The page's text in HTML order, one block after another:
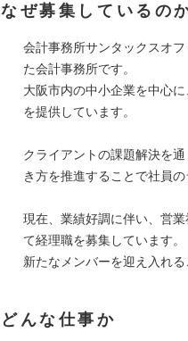
なぜ募集しているの
会計事務所サンタックスオ
た会計事務所です。
大阪市内の中小企業を中心
を提供しています。
クライアントの課題解決を
き方を推進することで社員
現在、業績好調に伴い、営
て経理職を募集しています。
新たなメンバーを迎え入れ
どんな仕事か